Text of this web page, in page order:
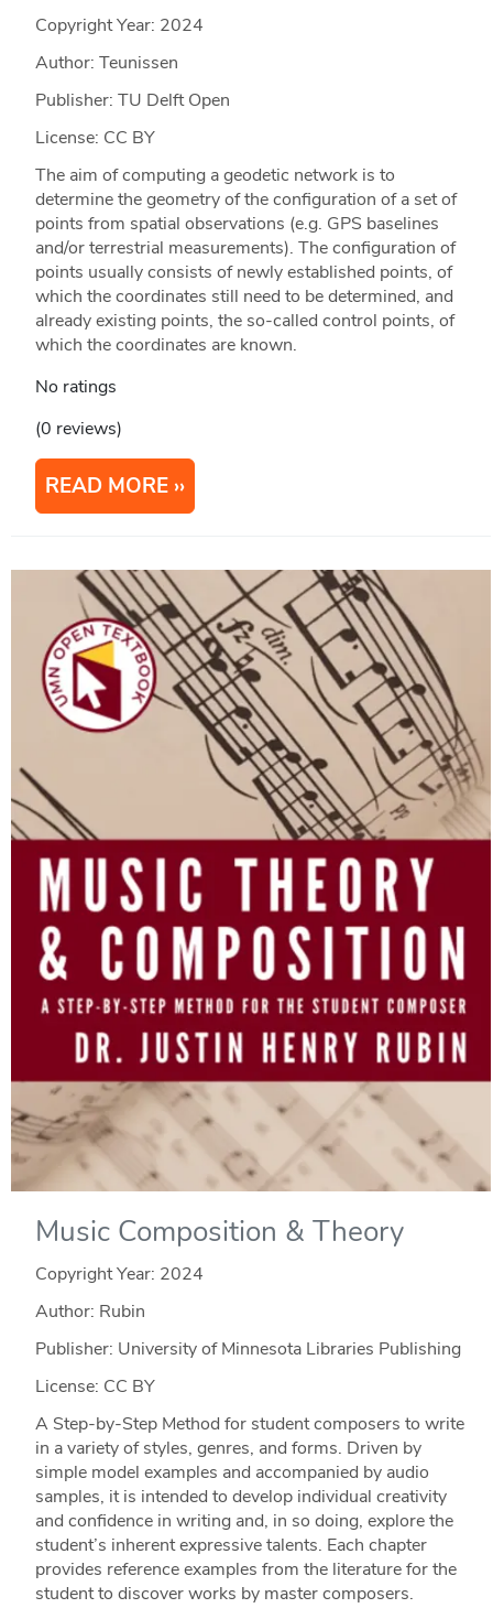
Copyright Year: 2024
Author: Teunissen
Publisher: TU Delft Open
License: CC BY
The aim of computing a geodetic network is to
determine the geometry of the configuration of a set of
points from spatial observations (e.g. GPS baselines
and/or terrestrial measurements). The configuration of
points usually consists of newly established points, of
which the coordinates still need to be determined, and
already existing points, the so-called control points, of
which the coordinates are known.
No ratings
(0 reviews)
READ MORE
Music Composition & Theory
Copyright Year: 2024
Author: Rubin
Publisher: University of Minnesota Libraries Publishing
License: CC BY
A Step-by-Step Method for student composers to write
in a variety of styles, genres, and forms. Driven by
simple model examples and accompanied by audio
samples, it is intended to develop individual creativity
and confidence in writing and, in so doing, explore the
student’s inherent expressive talents. Each chapter
provides reference examples from the literature for the
student to discover works by master composers.